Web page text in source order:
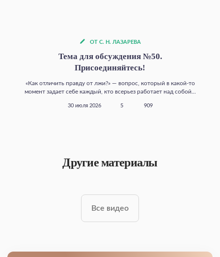
ОТ С. Н. ЛАЗАРЕВА
Тема для обсуждения №50.
Присоединяйтесь!
«Как отличить правду от лжи?» — вопрос, который в какой‑то
момент задает себе каждый, кто всерьез работает над собой...
30 июля 2026 5 909
Другие материалы
Все видео